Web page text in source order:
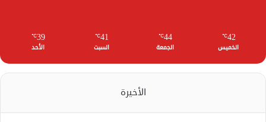
42
℃
الخميس
44
℃
الجمعة
41
℃
السبت
39
℃
الأحد
الأخيرة